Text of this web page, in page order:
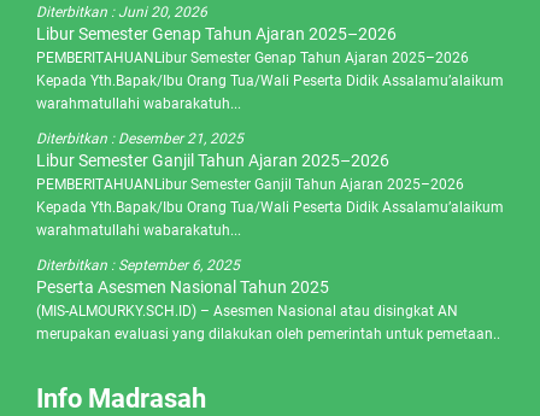
Diterbitkan :Juni 20, 2026
Libur Semester Genap Tahun Ajaran 2025–2026
PEMBERITAHUANLibur Semester Genap Tahun Ajaran 2025–2026
Kepada Yth.Bapak/Ibu Orang Tua/Wali Peserta Didik Assalamu’alaikum
warahmatullahi wabarakatuh...
Diterbitkan : Desember 21, 2025
Libur Semester Ganjil Tahun Ajaran 2025–2026
PEMBERITAHUANLibur Semester Ganjil Tahun Ajaran 2025–2026
Kepada Yth.Bapak/Ibu Orang Tua/Wali Peserta Didik Assalamu’alaikum
warahmatullahi wabarakatuh...
Diterbitkan : September 6, 2025
Peserta Asesmen Nasional Tahun 2025
(MIS-ALMOURKY.SCH.ID) – Asesmen Nasional atau disingkat AN
merupakan evaluasi yang dilakukan oleh pemerintah untuk pemetaan..
Info Madrasah